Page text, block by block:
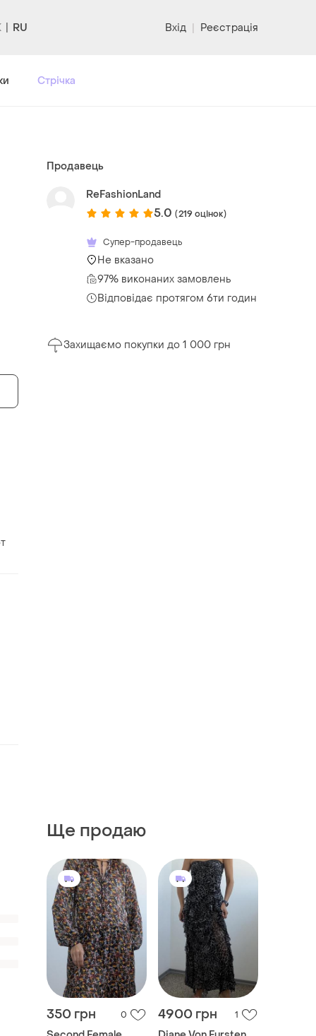
RU Вхід | Реєстрація
Стрічка
Продавець
ReFashionLand
5.0 (219 оцінок)
Супер-продавець
Не вказано
97% виконаних замовлень
Відповідає протягом 6ти годин
Захищаємо покупки до 1 000 грн
Ще продаю
350 грн 0 4900 грн 1